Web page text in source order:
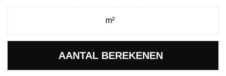
AANTAL BEREKENEN